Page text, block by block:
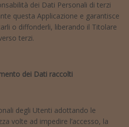
dei Dati Personali di terzi
questa Applicazione e garantisce
o diffonderli, liberando il Titolare
terzi.
dei Dati raccolti
degli Utenti adottando le
volte ad impedire l’accesso, la